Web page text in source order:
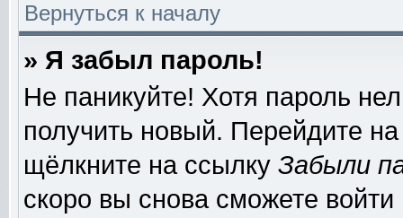
Вернуться к началу
» Я забыл пароль!
Не паникуйте! Хотя пароль
получить новый. Перейдите
щёлкните на ссылку Забыли
скоро вы снова сможете